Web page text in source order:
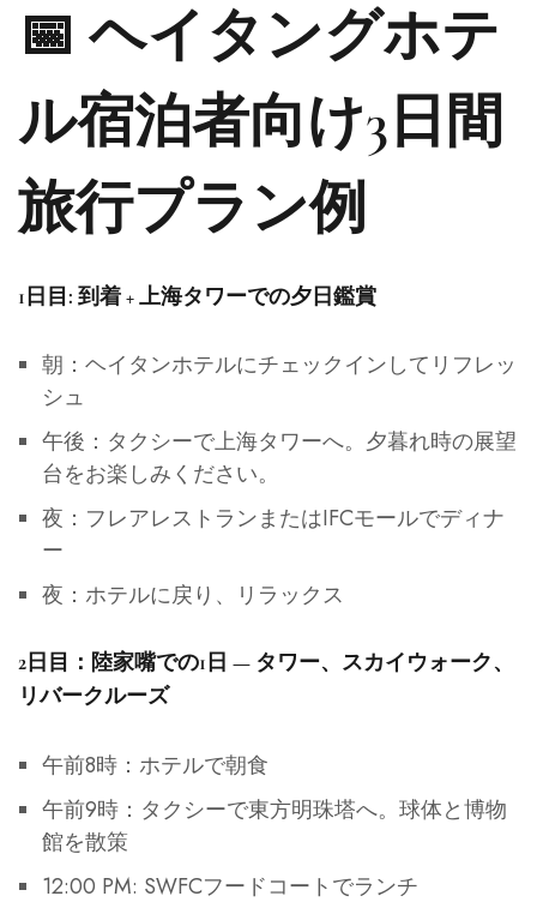
📅 ヘイタングホテ
ル宿泊者向け3日間
旅行プラン例
1日目: 到着 + 上海タワーでの夕日鑑賞
朝：ヘイタンホテルにチェックインしてリフレッ
シュ
午後：タクシーで上海タワーへ。夕暮れ時の展望
台をお楽しみください。
夜：フレアレストランまたはIFCモールでディナ
ー
夜：ホテルに戻り、リラックス
2日目：陸家嘴での1日 — タワー、スカイウォーク、
リバークルーズ
午前8時：ホテルで朝食
午前9時：タクシーで東方明珠塔へ。球体と博物
館を散策
12:00 PM: SWFCフードコートでランチ